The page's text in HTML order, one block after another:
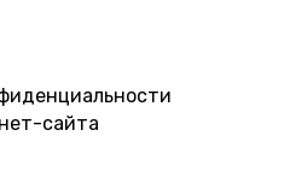
сайта